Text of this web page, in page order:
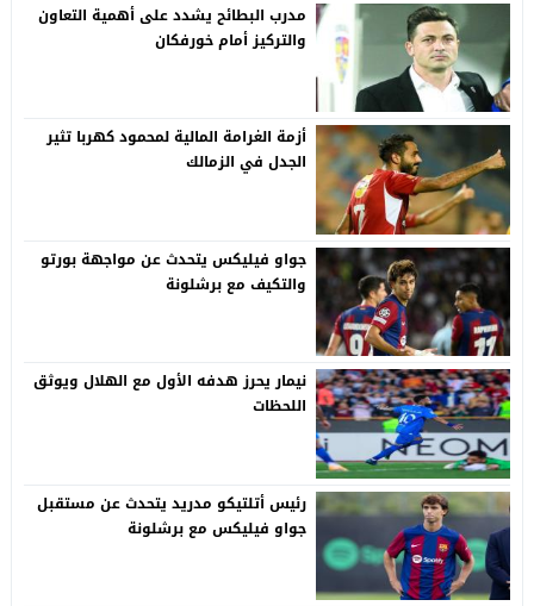
مدرب البطائح يشدد على أهمية التعاون
والتركيز أمام خورفكان
أزمة الغرامة المالية لمحمود كهربا تثير
الجدل في الزمالك
جواو فيليكس يتحدث عن مواجهة بورتو
والتكيف مع برشلونة
نيمار يحرز هدفه الأول مع الهلال ويوثق
اللحظات
رئيس أتلتيكو مدريد يتحدث عن مستقبل
جواو فيليكس مع برشلونة